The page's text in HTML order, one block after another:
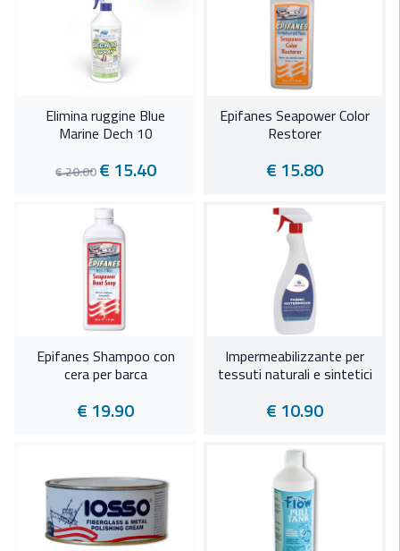
Elimina ruggine Blue
Marine Dech 10
€ 20.00€ 15.40
Epifanes Seapower Color
Restorer
€ 15.80
Epifanes Shampoo con
cera per barca
€ 19.90
Impermeabilizzante per
tessuti naturali e sintetici
€ 10.90